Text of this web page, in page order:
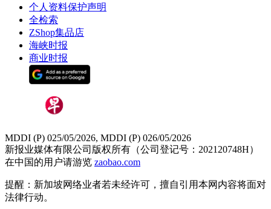
个人资料保护声明
全检索
ZShop集品店
海峡时报
商业时报
MDDI (P) 025/05/2026, MDDI (P) 026/05/2026
新报业媒体有限公司版权所有（公司登记号：202120748H）
在中国的用户请游览 zaobao.com
提醒：新加坡网络业者若未经许可，擅自引用本网内容将面对
法律行动。